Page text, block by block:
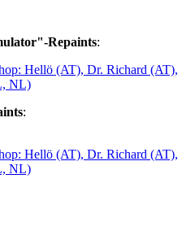
Repaints:
Hellö (AT), Dr. Richard (AT),
NL)
:
Hellö (AT), Dr. Richard (AT),
NL)